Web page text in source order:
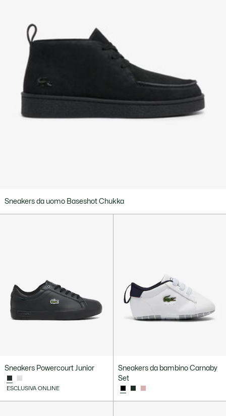
Sneakers da uomo Baseshot Chukka
Sneakers Powercourt Junior
ESCLUSIVA ONLINE
Sneakers da bambino Carnaby
Set